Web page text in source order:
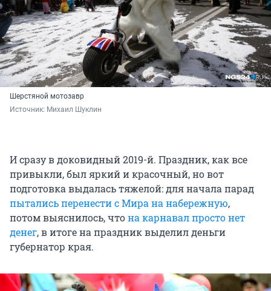
Шерстяной мотозавр
Источник: Михаил Шуклин
И сразу в доковидный 2019-й. Праздник, как все
привыкли, был яркий и красочный, но вот
подготовка выдалась тяжелой: для начала парад
пытались перенести с Мира на набережную,
потом выяснилось, чтона карнавал просто нет
денег, в итоге на праздник выделил деньги
губернатор края.